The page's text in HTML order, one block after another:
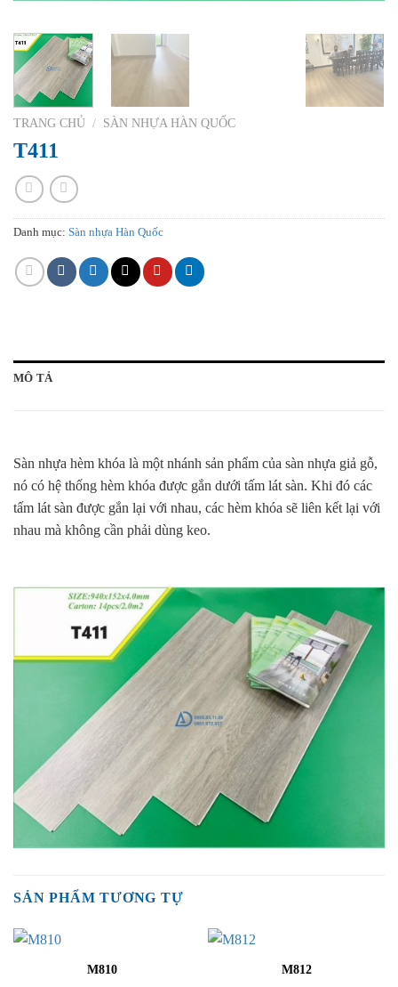
TRANG CHỦ / SÀN NHỰA HÀN QUỐC
T411
Danh mục: Sàn nhựa Hàn Quốc
MÔ TẢ
Sàn nhựa hèm khóa là một nhánh sản phẩm của sàn nhựa giả gỗ,
nó có hệ thống hèm khóa được gắn dưới tấm lát sàn. Khi đó các
tấm lát sàn được gắn lại với nhau, các hèm khóa sẽ liên kết lại với
nhau mà không cần phải dùng keo.
SẢN PHẨM TƯƠNG TỰ
M810 M812